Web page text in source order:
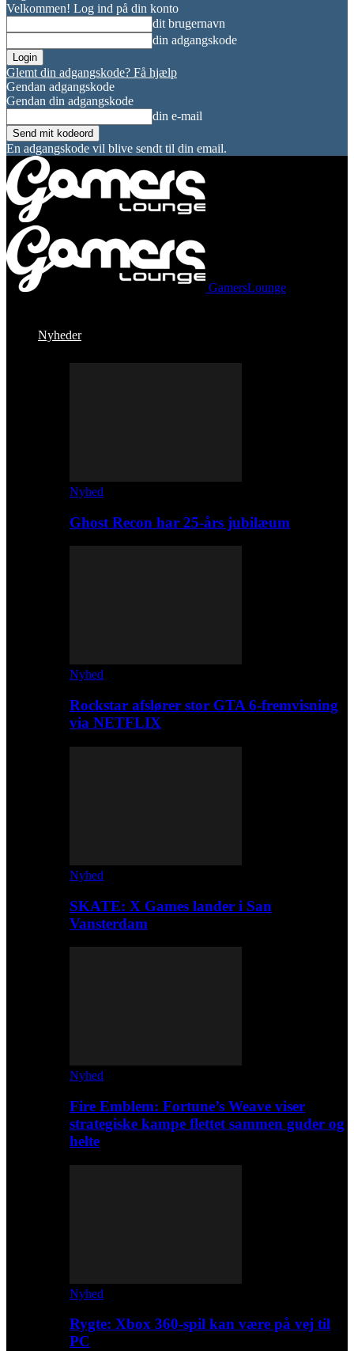
Velkommen! Log ind på din konto
dit brugernavn
din adgangskode
Glemt din adgangskode? Få hjælp
Gendan adgangskode
Gendan din adgangskode
din e-mail
En adgangskode vil blive sendt til din email.
GamersLounge
Nyheder
Nyhed
Ghost Recon har 25-års jubilæum
Nyhed
Rockstar afslører stor GTA 6-fremvisning
via NETFLIX
Nyhed
SKATE: X Games lander i San
Vansterdam
Nyhed
Fire Emblem: Fortune’s Weave viser
strategiske kampe flettet sammen guder og
helte
Nyhed
Rygte: Xbox 360-spil kan være på vej til
PC